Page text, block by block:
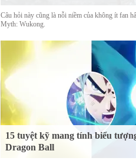
Câu hỏi này cũng là nỗi niềm của không ít fan
Myth: Wukong.
15 tuyệt kỹ mang tính biểu
Dragon Ball